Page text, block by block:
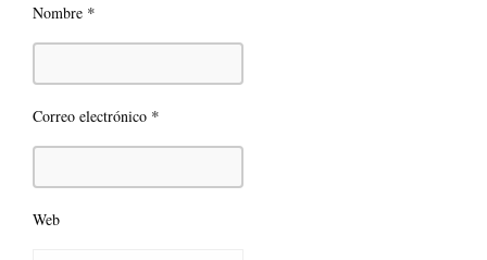
Nombre *
Correo electrónico *
Web